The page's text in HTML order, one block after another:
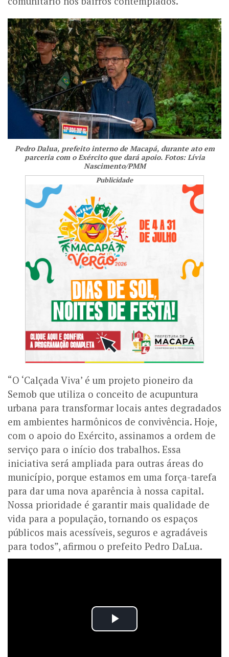
Pedro Dalua, prefeito interno de Macapá, durante ato em
parceria com o Exército que dará apoio. Fotos: Lívia
Nascimento/PMM
Publicidade
“O ‘Calçada Viva’ é um projeto pioneiro da
Semob que utiliza o conceito de acupuntura
urbana para transformar locais antes degradados
em ambientes harmônicos de convivência. Hoje,
com o apoio do Exército, assinamos a ordem de
serviço para o início dos trabalhos. Essa
iniciativa será ampliada para outras áreas do
município, porque estamos em uma força-tarefa
para dar uma nova aparência à nossa capital.
Nossa prioridade é garantir mais qualidade de
vida para a população, tornando os espaços
públicos mais acessíveis, seguros e agradáveis
para todos”, afirmou o prefeito Pedro DaLua.